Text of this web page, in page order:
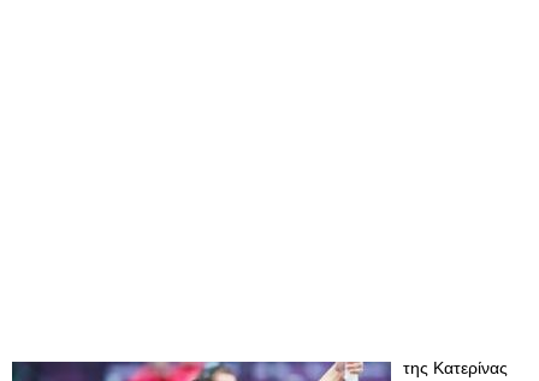
της Κατερίνας